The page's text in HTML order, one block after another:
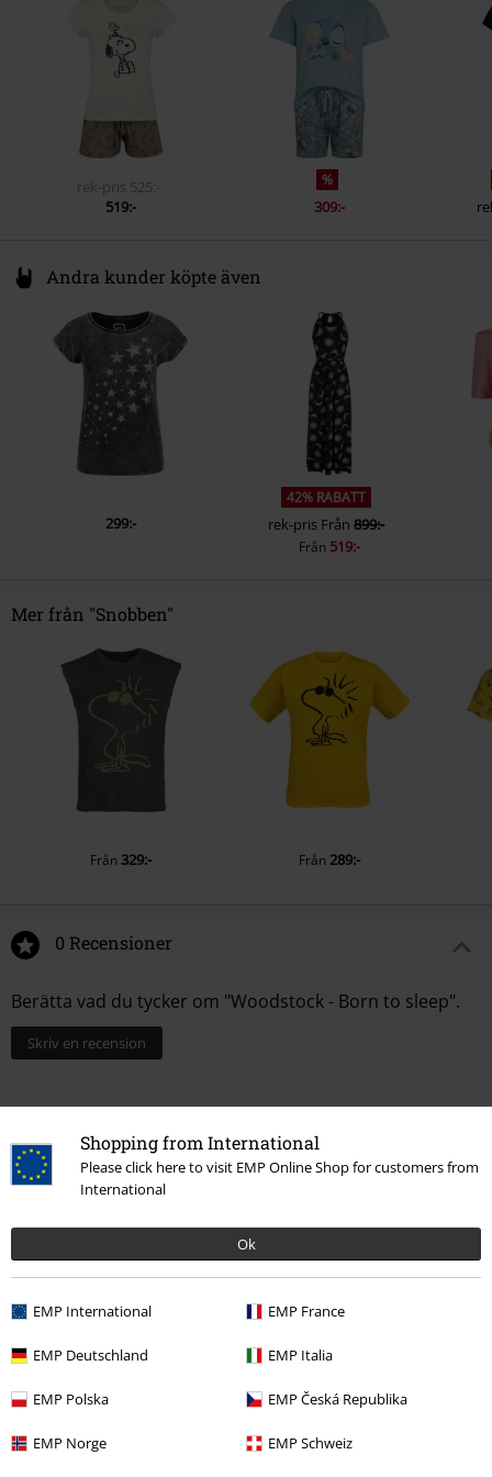
Shopping from International
Please click here to visit EMP Online Shop for customers from
International
Ok
EMP International EMP France
EMP Deutschland EMP Italia
EMP Polska EMP Česká Republika
EMP Norge EMP Schweiz
Bakfickor
info@license-factory.biz
rek-pris
525:-
519:-
%
309:-
Andra kunder köpte även
299:-
42% RABATT
rek-pris Från899:-
Från 519:-
Mer från "Snobben"
Från329:- Från 289:-
0 Recensioner
Berätta vad du tycker om "Woodstock - Born to sleep".
Skriv en recension
Senast besökt